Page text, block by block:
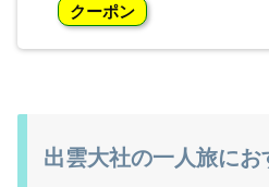
クーポン
出雲大社の一人旅に